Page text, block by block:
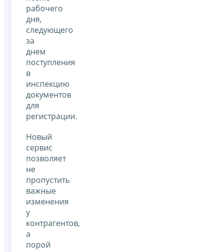
рабочего
дня,
следующего
за
днем
поступления
в
инспекцию
документов
для
регистрации.
Новый
сервис
позволяет
не
пропустить
важные
изменения
у
контрагентов,
а
порой